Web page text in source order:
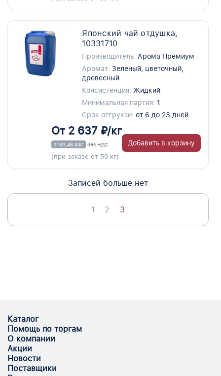
Японский чай отдушка,
10331710
Производитель: Арома Премиум
Аромат: Зеленый, цветочный,
древесный
Консистенция: Жидкий
Минимальная партия: 1
Срок отгрукзи: от 6 до 23 дней
От 2 637 ₽/кг
2 161,48 ₽/кг без НДС
(при заказе от 50 кг)
Добавить в корзину
Записей больше нет
1 2 3
Каталог
Помощь по торгам
О компании
Акции
Новости
Поставщики